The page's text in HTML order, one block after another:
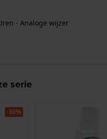
- Analoge wijzer
serie
-30%